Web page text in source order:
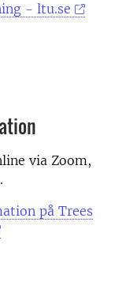
- ltu.se
via Zoom,
på Trees